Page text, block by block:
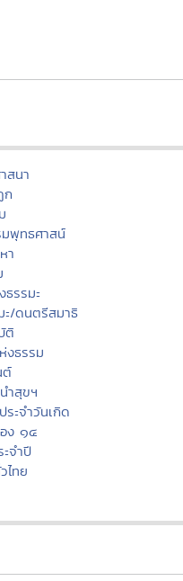
สนา
ก
พุทธศาสน์
า
รรมะ
ะ/ดนตรีสมาธิ
ติ
งธรรม
ต์
ำสุขฯ
ะจำวันเกิด
ง ๑๔
จำปี
ไทย